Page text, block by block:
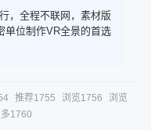
，全程不联网，素材版
单位制作VR全景的首选
推荐1755 浏览1756
浏览
多1760